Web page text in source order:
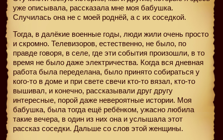
уже описывала, рассказала мне моя бабушка.
Случилась она не с моей роднёй, а с их соседкой.
Тогда, в далёкие военные годы, люди жили очень просто
и скромно. Телевизоров, естественно, не было, по
правде говоря, в селе, где эти события произошли, в то
время не было даже электричества. Когда вся дневная
работа была переделана, было принято собираться у
кого-то в доме и при свете свечи кто-то вязал, кто-то
вышивал, и конечно, рассказывали друг другу
интересные, порой даже невероятные истории. Моя
бабушка, была тогда ещё ребёнком, ужасно любила
такие вечера, в один из них она и услышала этот
рассказ соседки. Дальше со слов этой женщины.